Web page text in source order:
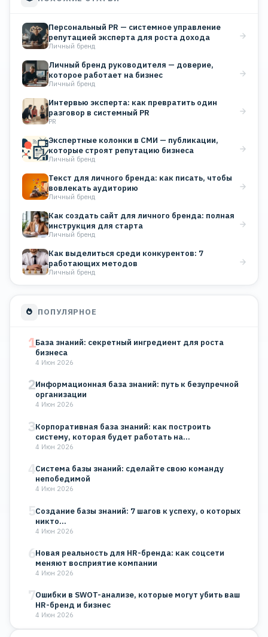
Персональный PR — системное управление
репутацией эксперта для роста дохода
Личный бренд
Личный бренд руководителя — доверие,
которое работает на бизнес
Личный бренд
Интервью эксперта: как превратить один
разговор в системный PR
PR
Экспертные колонки в СМИ — публикации,
которые строят репутацию бизнеса
Личный бренд
Текст для личного бренда: как писать, чтобы
вовлекать аудиторию
Личный бренд
Как создать сайт для личного бренда: полная
инструкция для старта
Личный бренд
Как выделиться среди конкурентов: 7
работающих методов
Личный бренд
ПОПУЛЯРНОЕ
1База знаний: секретный ингредиент для роста
бизнеса
4 Июн 2026
2Информационная база знаний: путь к безупречной
организации
4 Июн 2026
3Корпоративная база знаний: как построить
систему, которая будет работать на…
4 Июн 2026
4Система базы знаний: сделайте свою команду
непобедимой
4 Июн 2026
5Создание базы знаний: 7 шагов к успеху, о которых
никто…
4 Июн 2026
6Новая реальность для HR-бренда: как соцсети
меняют восприятие компании
4 Июн 2026
7Ошибки в SWOT-анализе, которые могут убить ваш
HR-бренд и бизнес
4 Июн 2026